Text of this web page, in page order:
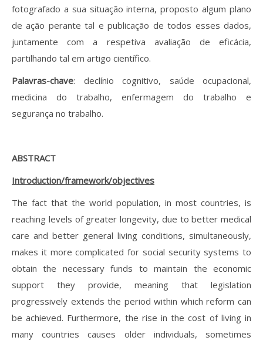
fotografado a sua situação interna, proposto algum plano
de ação perante tal e publicação de todos esses dados,
juntamente com a respetiva avaliação de eficácia,
partilhando tal em artigo científico.
Palavras-chave: declínio cognitivo, saúde ocupacional,
medicina do trabalho, enfermagem do trabalho e
segurança no trabalho.
ABSTRACT
Introduction/framework/objectives
The fact that the world population, in most countries, is
reaching levels of greater longevity, due to better medical
care and better general living conditions, simultaneously,
makes it more complicated for social security systems to
obtain the necessary funds to maintain the economic
support they provide, meaning that legislation
progressively extends the period within which reform can
be achieved. Furthermore, the rise in the cost of living in
many countries causes older individuals, sometimes